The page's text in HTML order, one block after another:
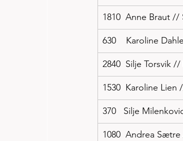
1810  Anne Braut //
630    Karoline
2840  Silje Torsvik
1530  Karoline Lien
370   Silje
1080  Andrea